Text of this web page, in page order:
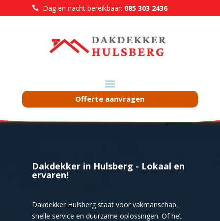
Dag en nacht bereikbaar: 085 303 2436
Offerte aanvragen
Dakdekker in Hulsberg - Lokaal en
ervaren!
Dakdekker Hulsberg staat voor vakmanschap,
snelle service en duurzame oplossingen. Of het